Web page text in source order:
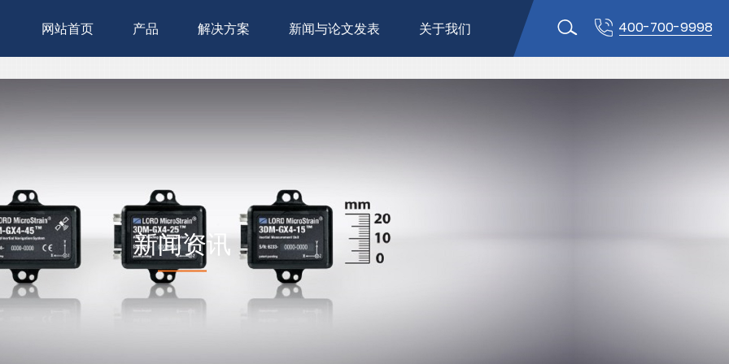
400-700-9998
网站首页 产品 解决方案 新闻与论文发表 关于我们
新闻资讯